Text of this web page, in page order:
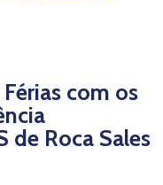
com os
de Roca Sales